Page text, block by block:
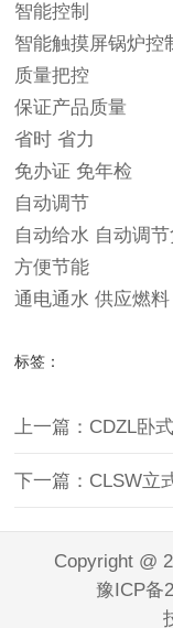
智能控制
智能触摸屏锅炉控
质量把控
保证产品质量
省时 省力
免办证 免年检
自动调节
自动给水 自动调
方便节能
通电通水 供应燃
标签：
上一篇：CDZL卧
下一篇：CLSW立
Copyright @
豫ICP备